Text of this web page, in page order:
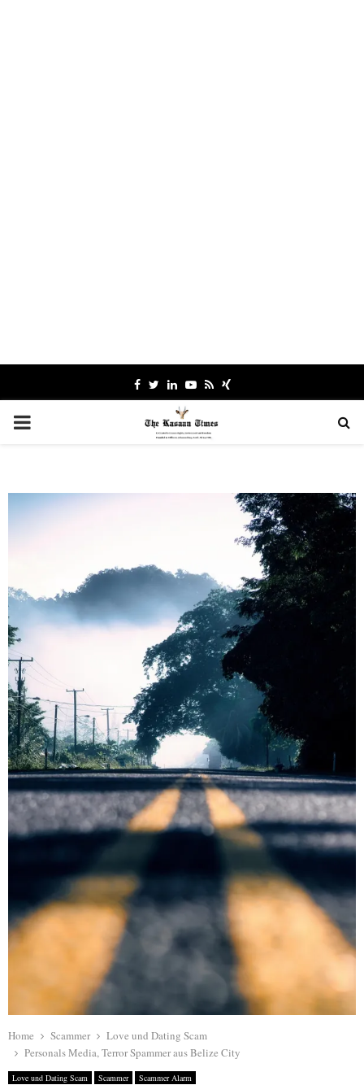
Facebook
TwitterLinkedinYoutube
RssXing
PRIMARY
Home Scammer
Love und Dating Scam
Personals Media, Terror Spammer aus Belize City
Love und Dating Scam Scammer Scammer Alarm